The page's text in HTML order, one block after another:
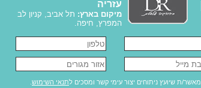
עזריה
מיקום בארץ: תל אביב, קניון לב
המפרץ, חיפה.
מאשר/ת שיועץ ניתוחים יצור עימי קשר ומסכים לתנאי השימוש.